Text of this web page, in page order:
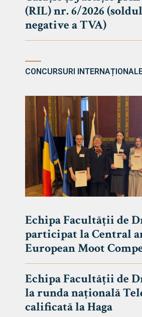
(RIL) nr. 6/2026
negative a TVA)
CONCURSURI
Echipa Facultății de
participat la Central
European Moot
Echipa Facultății de
la runda națională
calificată la Haga